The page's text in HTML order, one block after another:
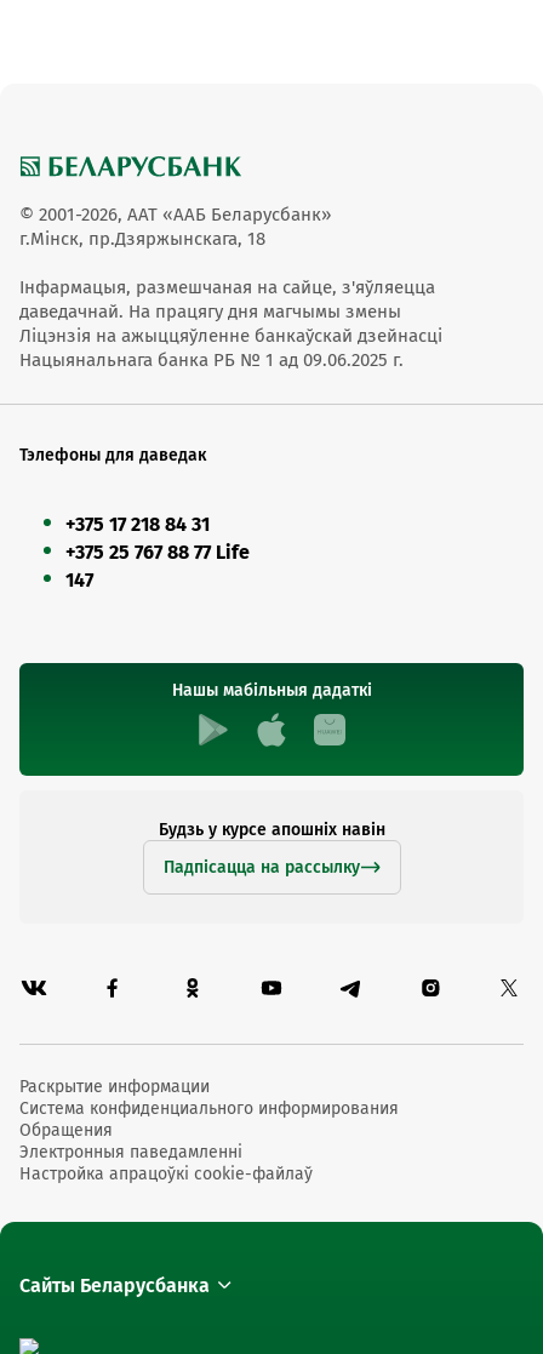
© 2001-2026, ААТ «ААБ Беларусбанк»
г.Мінск, пр.Дзяржынскага, 18
Інфармацыя, размешчаная на сайце, з'яўляецца
даведачнай. На працягу дня магчымы змены
Ліцэнзія на ажыццяўленне банкаўскай дзейнасці
Нацыянальнага банка РБ № 1 ад 09.06.2025 г.
Тэлефоны для даведак
+375 17 218 84 31
+375 25 767 88 77 Life
147
Нашы мабільныя дадаткі
Будзь у курсе апошніх навін
Падпісацца на рассылку
Раскрытие информации
Система конфиденциального информирования
Обращения
Электронныя паведамленні
Настройка апрацоўкі cookie-файлаў
Сайты Беларусбанка